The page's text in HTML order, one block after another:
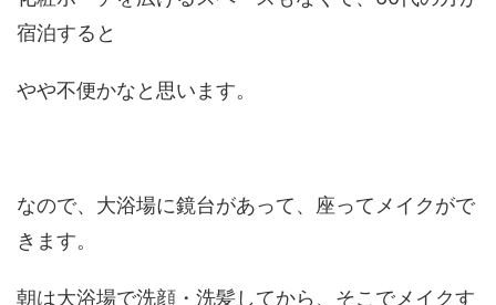
宿泊すると
やや不便かなと思います。
なので、大浴場に鏡台があって、座ってメイクがで
きます。
朝は大浴場で洗顔・洗髪してから、そこでメイクす